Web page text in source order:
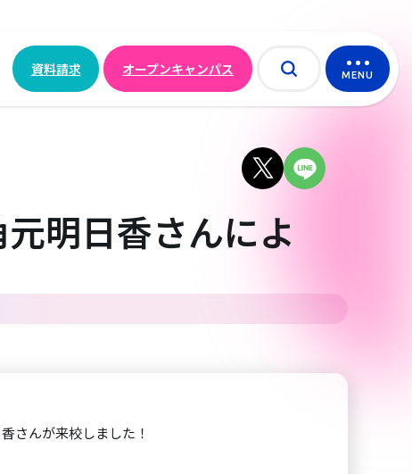
資料請求 オープンキャンパス MENU
明日香さんによ
さんが来校しました！